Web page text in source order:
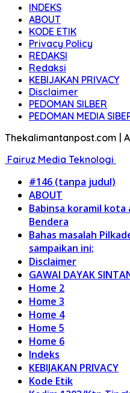
INDEKS
ABOUT
KODE ETIK
Privacy Policy
REDAKSI
Redaksi
KEBIJAKAN PRIVACY
Disclaimer
PEDOMAN SILBER
PEDOMAN MEDIA
Thekalimantanpost.com |
Fairuz Media Teknologi
#146 (tanpa judul)
ABOUT
Babinsa koramil kota
Bendera
Bahas masalah
sampaikan ini;
Disclaimer
GAWAI DAYAK
Home 2
Home 3
Home 4
Home 5
Home 6
Indeks
KEBIJAKAN PRIVACY
Kode Etik